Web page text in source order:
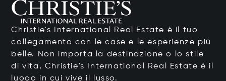
Christie's International Real Estate è il tuo
collegamento con le case e le esperienze più
belle. Non importa la destinazione o lo stile
di vita, Christie's International Real Estate è il
luogo in cui vive il lusso.